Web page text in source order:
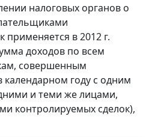
налоговых органов о
применяется в 2012 г.
доходов по всем
совершенным
году с одним
и теми же лицами,
контролируемых сделок),